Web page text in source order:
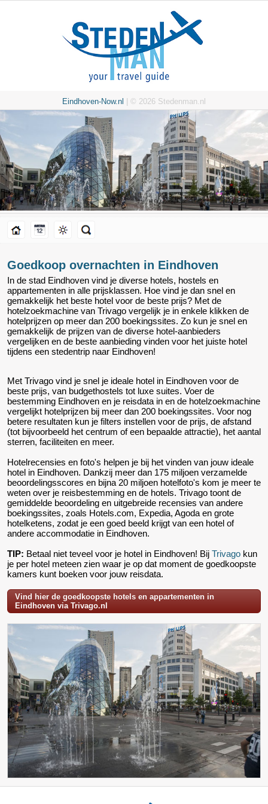
Eindhoven-Now.nl | © 2026 Stedenman.nl
Goedkoop overnachten in Eindhoven
In de stad Eindhoven vind je diverse hotels, hostels en
appartementen in alle prijsklassen. Hoe vind je dan snel en
gemakkelijk het beste hotel voor de beste prijs? Met de
hotelzoekmachine van Trivago vergelijk je in enkele klikken de
hotelprijzen op meer dan 200 boekingssites. Zo kun je snel en
gemakkelijk de prijzen van de diverse hotel-aanbieders
vergelijken en de beste aanbieding vinden voor het juiste hotel
tijdens een stedentrip naar Eindhoven!
Met Trivago vind je snel je ideale hotel in Eindhoven voor de
beste prijs, van budgethostels tot luxe suites. Voer de
bestemming Eindhoven en je reisdata in en de hotelzoekmachine
vergelijkt hotelprijzen bij meer dan 200 boekingssites. Voor nog
betere resultaten kun je filters instellen voor de prijs, de afstand
(tot bijvoorbeeld het centrum of een bepaalde attractie), het aantal
sterren, faciliteiten en meer.
Hotelrecensies en foto's helpen je bij het vinden van jouw ideale
hotel in Eindhoven. Dankzij meer dan 175 miljoen verzamelde
beoordelingsscores en bijna 20 miljoen hotelfoto's kom je meer te
weten over je reisbestemming en de hotels. Trivago toont de
gemiddelde beoordeling en uitgebreide recensies van andere
boekingssites, zoals Hotels.com, Expedia, Agoda en grote
hotelketens, zodat je een goed beeld krijgt van een hotel of
andere accommodatie in Eindhoven.
TIP: Betaal niet teveel voor je hotel in Eindhoven! Bij Trivago kun
je per hotel meteen zien waar je op dat moment de goedkoopste
kamers kunt boeken voor jouw reisdata.
Vind hier de goedkoopste hotels en appartementen in
Eindhoven via Trivago.nl